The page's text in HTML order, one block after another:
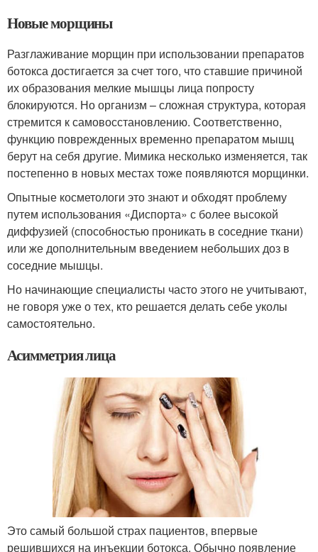
Новые морщины
Разглаживание морщин при использовании препаратов
ботокса достигается за счет того, что ставшие причиной
их образования мелкие мышцы лица попросту
блокируются. Но организм – сложная структура, которая
стремится к самовосстановлению. Соответственно,
функцию поврежденных временно препаратом мышц
берут на себя другие. Мимика несколько изменяется, так
постепенно в новых местах тоже появляются морщинки.
Опытные косметологи это знают и обходят проблему
путем использования «Диспорта» с более высокой
диффузией (способностью проникать в соседние ткани)
или же дополнительным введением небольших доз в
соседние мышцы.
Но начинающие специалисты часто этого не учитывают,
не говоря уже о тех, кто решается делать себе уколы
самостоятельно.
Асимметрия лица
Это самый большой страх пациентов, впервые
решившихся на инъекции ботокса. Обычно появление